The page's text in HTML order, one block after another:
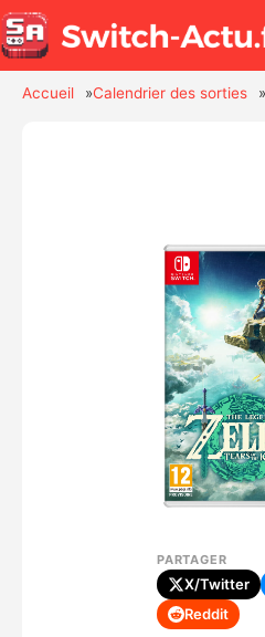
Accueil Calendrier des sorties
PARTAGER
X/Twitter
Reddit